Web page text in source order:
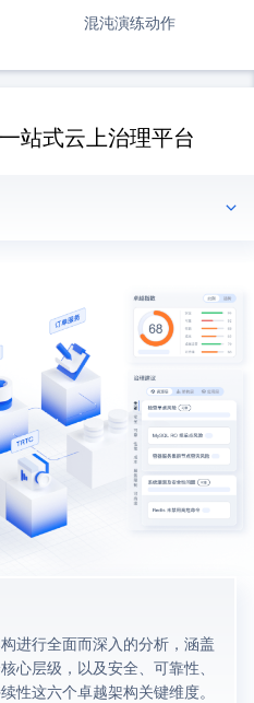
混沌演练动作
站式云上治理平台
进行全面而深入的分析，涵盖
心层级，以及安全、可靠性、
性这六个卓越架构关键维度。